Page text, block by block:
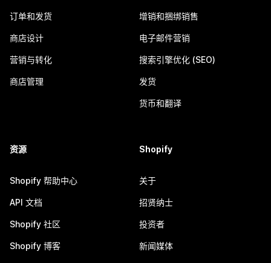
订单和发货
商店设计
营销与转化
商店管理
增销和捆绑销售
电子邮件营销
搜索引擎优化 (SEO)
发货
货币和翻译
资源
Shopify 帮助中心
API 文档
Shopify 社区
Shopify 博客
Shopify
关于
招贤纳士
投资者
新闻媒体